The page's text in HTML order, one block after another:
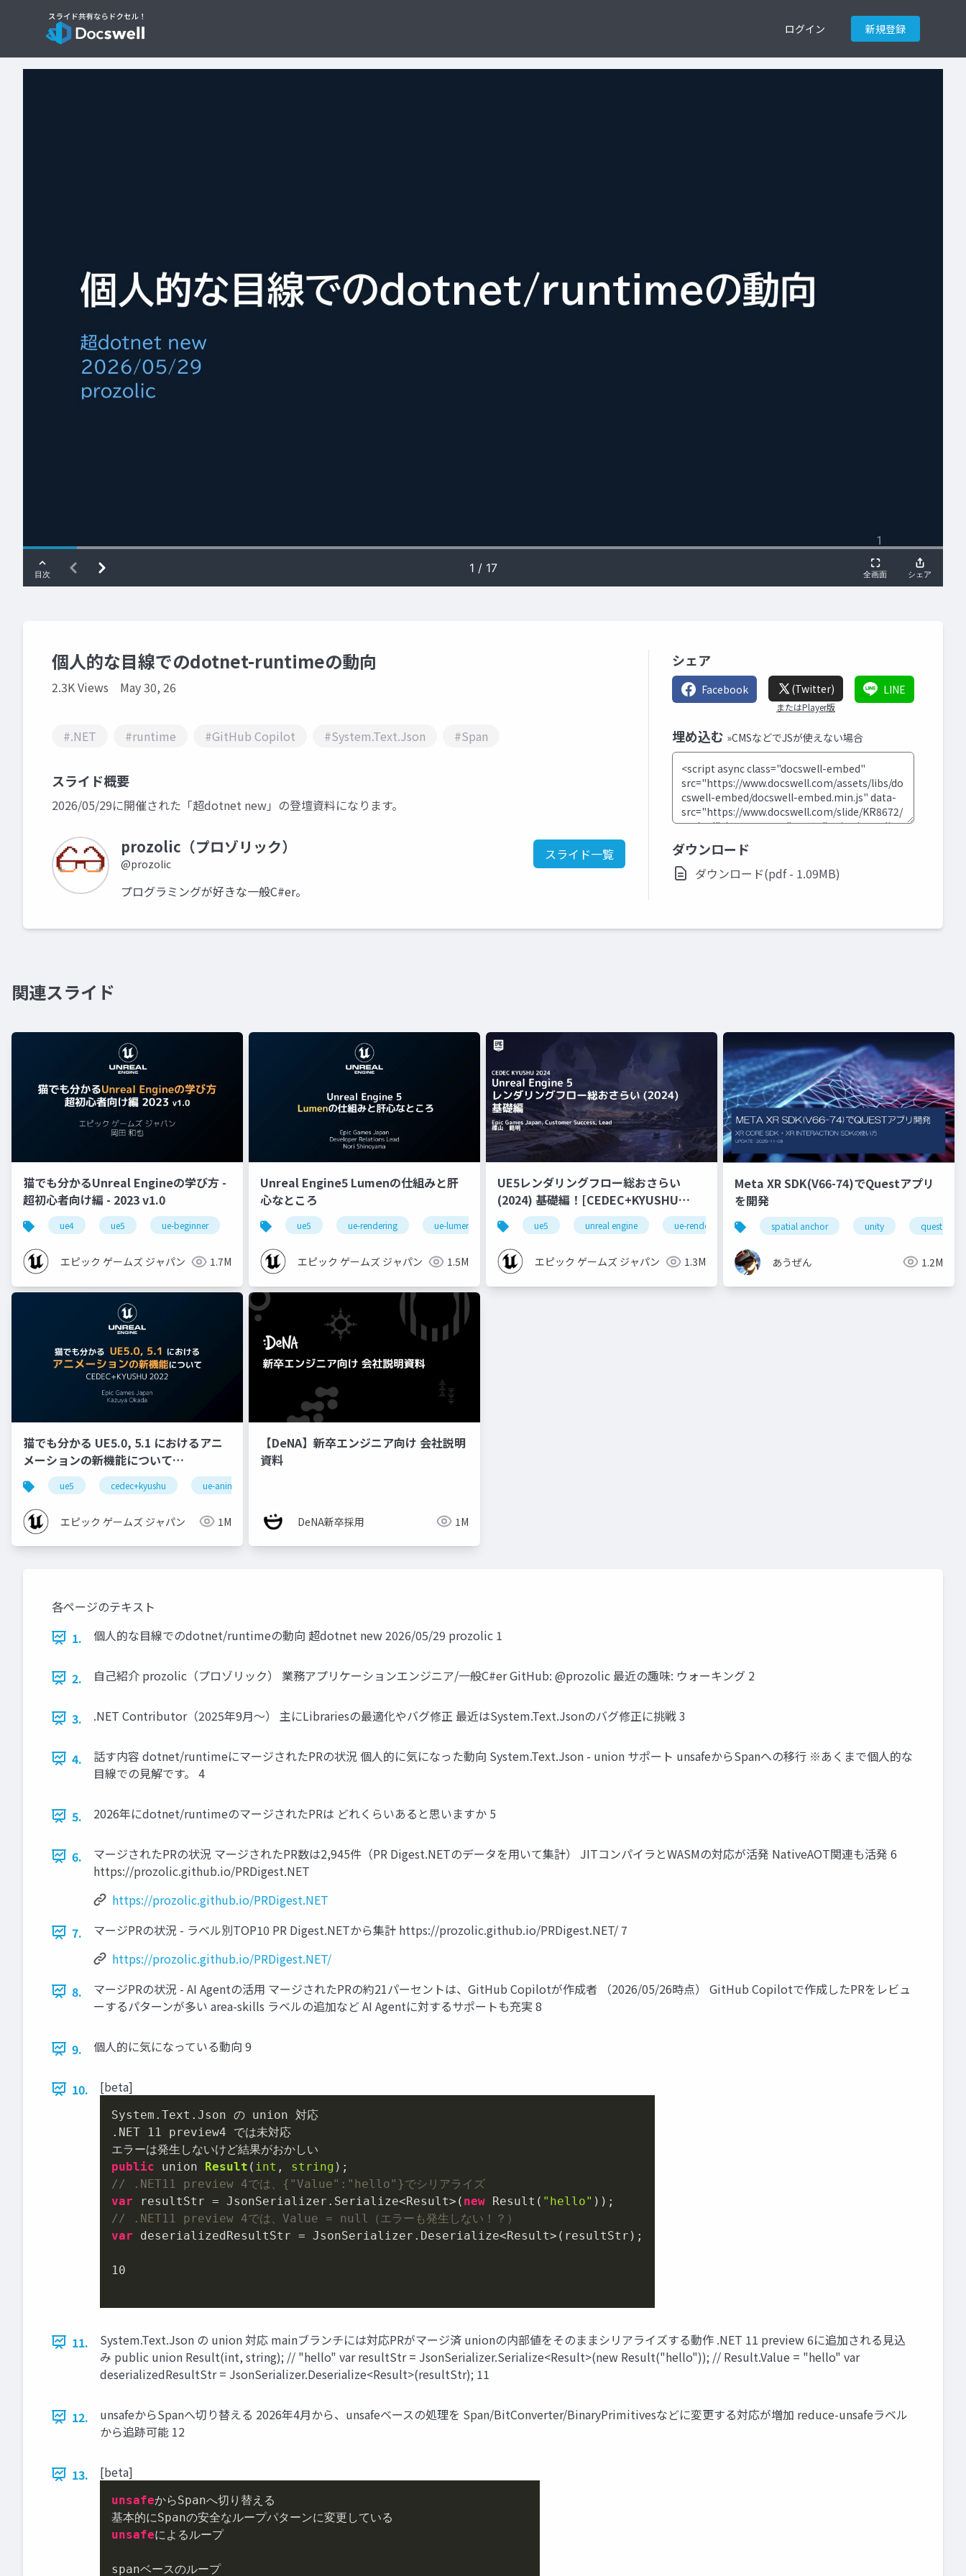
ログイン 新規登録
個人的な目線でのdotnet-runtimeの動向
2.3K Views May 30, 26
#.NET #runtime #GitHub Copilot #System.Text.Json #Span
スライド概要
2026/05/29に開催された「超dotnet new」の登壇資料になります。
prozolic（プロゾリック）
@prozolic
スライド一覧
プログラミングが好きな一般C#er。
シェア
Facebook (Twitter)
またはPlayer版
LINE
埋め込む »CMSなどでJSが使えない場合
ダウンロード
ダウンロード(pdf - 1.09MB)
関連スライド
猫でも分かるUnreal Engineの学び方 -
超初心者向け編 - 2023 v1.0
ue4 ue5 ue-beginner
エピック ゲームズ ジャパン 1.7M
Unreal Engine5 Lumenの仕組みと肝
心なところ
ue5 ue-rendering ue-lumen
エピック ゲームズ ジャパン 1.5M
UE5レンダリングフロー総おさらい
(2024) 基礎編！[CEDEC+KYUSHU
2024] ue5 unreal engine ue-rendering
エピック ゲームズ ジャパン 1.3M
Meta XR SDK(V66-74)でQuestアプリ
を開発
spatial anchor unity quest pro
あうぜん 1.2M
猫でも分かる UE5.0, 5.1 におけるアニ
メーションの新機能について
【CEDEC+KYUSHU 2022】
ue5 cedec+kyushu ue-animation
エピック ゲームズ ジャパン 1M
【DeNA】新卒エンジニア向け 会社説明
資料
DeNA新卒採用 1M
各ページのテキスト
1.
個人的な目線でのdotnet/runtimeの動向 超dotnet new 2026/05/29 prozolic 1
2. 自己紹介 prozolic（プロゾリック） 業務アプリケーションエンジニア/一般C#er GitHub: @prozolic 最近の趣味: ウォーキング 2
3. .NET Contributor（2025年9月～） 主にLibrariesの最適化やバグ修正 最近はSystem.Text.Jsonのバグ修正に挑戦 3
4.
話す内容 dotnet/runtimeにマージされたPRの状況 個人的に気になった動向 System.Text.Json - union サポート unsafeからSpanへの移行 ※あくまで個人的な
目線での見解です。 4
5. 2026年にdotnet/runtimeのマージされたPRは どれくらいあると思いますか 5
6.
マージされたPRの状況 マージされたPR数は2,945件（PR Digest.NETのデータを用いて集計） JITコンパイラとWASMの対応が活発 NativeAOT関連も活発 6
https://prozolic.github.io/PRDigest.NET
https://prozolic.github.io/PRDigest.NET
7.
マージPRの状況 - ラベル別TOP10 PR Digest.NETから集計 https://prozolic.github.io/PRDigest.NET/ 7
https://prozolic.github.io/PRDigest.NET/
8.
マージPRの状況 - AI Agentの活用 マージされたPRの約21パーセントは、GitHub Copilotが作成者 （2026/05/26時点） GitHub Copilotで作成したPRをレビュ
ーするパターンが多い area-skills ラベルの追加など AI Agentに対するサポートも充実 8
9. 個人的に気になっている動向 9
10. [beta]
System.Text.Json の union 対応
.NET
11 preview4 では未対応
public union Result ( int , string )
// .NET11 preview 4では、{"Value":"hello"}でシリアライズ
var resultStr = JsonSerializer.Serialize<Result>( new Result( "hello"
// .NET11 preview 4では、Value = null（エラーも発生しない！？）
var deserializedResultStr = JsonSerializer.Deserialize<Result>(resultStr);
10
11.
System.Text.Json の union 対応 mainブランチには対応PRがマージ済 unionの内部値をそのままシリアライズする動作 .NET 11 preview 6に追加される見込
み public union Result(int, string); // "hello" var resultStr = JsonSerializer.Serialize<Result>(new Result("hello")); // Result.Value = "hello" var
deserializedResultStr = JsonSerializer.Deserialize<Result>(resultStr); 11
12.
unsafeからSpanへ切り替える 2026年4月から、unsafeベースの処理を Span/BitConverter/BinaryPrimitivesなどに変更する対応が増加 reduce-unsafeラベル
から追跡可能 12
13. [beta]
unsafeからSpanへ切り替える
unsafeによるループ
spanベースのループ